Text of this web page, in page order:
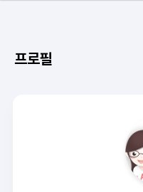
프로필